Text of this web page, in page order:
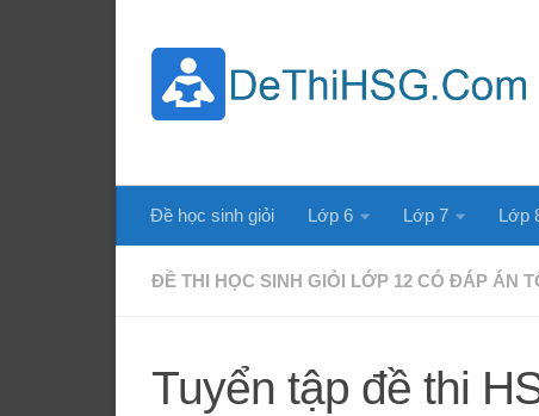
Đề học sinh giỏi Lớp 6 Lớp 7 Lớp
ĐỀ THI HỌC SINH GIỎI LỚP 12 CÓ ĐÁP ÁN
Tuyển tập đề thi